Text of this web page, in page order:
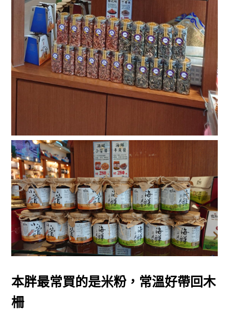
本胖最常買的是米粉，常溫好帶回木
柵